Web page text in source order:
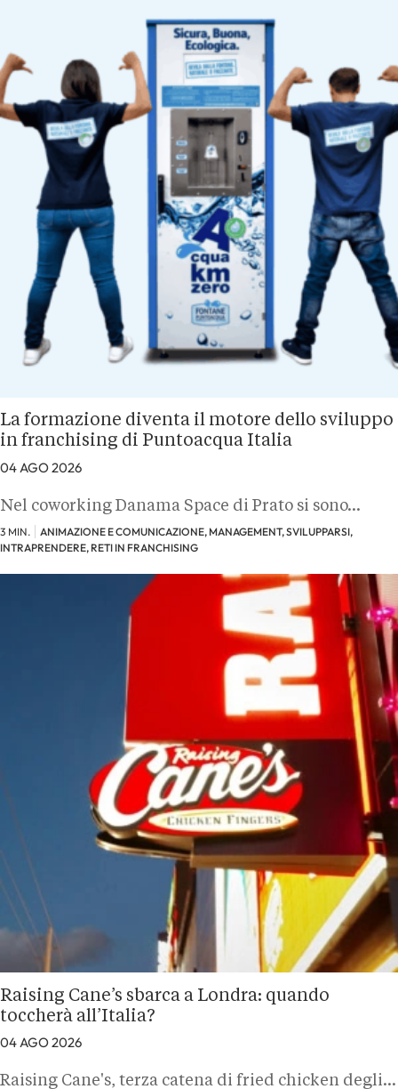
La formazione diventa il motore dello sviluppo
in franchising di Puntoacqua Italia
04 AGO 2026
Nel coworking Danama Space di Prato si sono…
3 MIN.
ANIMAZIONE E COMUNICAZIONE, MANAGEMENT, SVILUPPARSI,
INTRAPRENDERE, RETI IN FRANCHISING
Raising Cane’s sbarca a Londra: quando
toccherà all’Italia?
04 AGO 2026
Raising Cane's, terza catena di fried chicken degli…